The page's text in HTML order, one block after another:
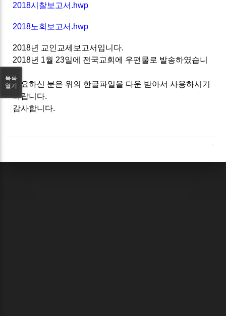
2018시찰보고서.hwp
2018노회보고서.hwp
2018년 교인교세보고서입니다.
2018년 1월 23일에 전국교회에 우편물로 발송하였습니
필요하신 분은 위의 한글파일을 다운 받아서 사용하시기
바랍니다.
감사합니다.
목록
열기